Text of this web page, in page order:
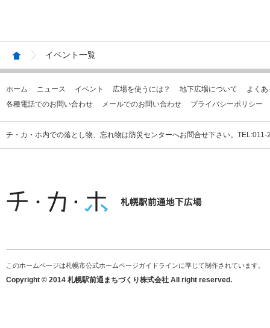
イベント一覧
ホーム ニュース イベント 広場を使うには？ 地下広場について
よく
各種電話でのお問い合わせ
メールでのお問い合わせ プライバシーポリシー
チ・カ・ホ内での落とし物、忘れ物は防災センターへお問合せ下さい。
このホームページは札幌市公式ホームページガイドラインに準じて制作されています。
Copyright © 2014 札幌駅前通まちづくり株式会社 All right reserved.